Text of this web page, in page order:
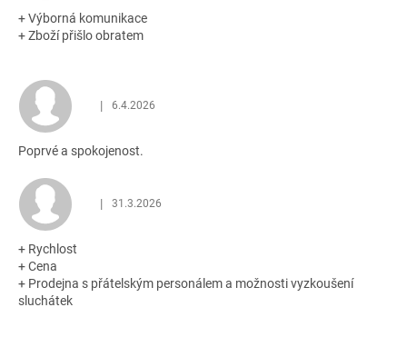
+ Výborná komunikace
+ Zboží přišlo obratem
Hodnocení obchodu je 5 z 5 hvězdiček.
| 6.4.2026
Poprvé a spokojenost.
Hodnocení obchodu je 5 z 5 hvězdiček.
| 31.3.2026
+ Rychlost
+ Cena
+ Prodejna s přátelským personálem a možnosti vyzkoušení
sluchátek